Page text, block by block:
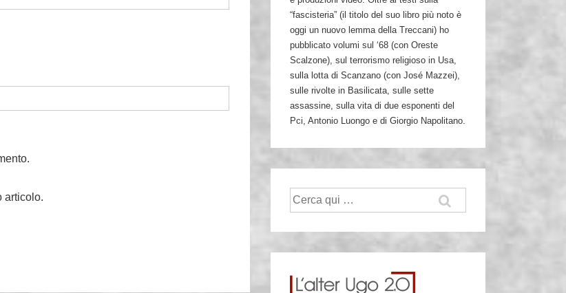
articolo.
“fascisteria” (il titolo del suo libro più noto è
oggi un nuovo lemma della Treccani) ho
pubblicato volumi sul ‘68 (con Oreste
Scalzone), sul terrorismo religioso in Usa,
sulla lotta di Scanzano (con José Mazzei),
sulle rivolte in Basilicata, sulle sette
assassine, sulla vita di due esponenti del
Pci, Antonio Luongo e di Giorgio Napolitano.
Cerca: